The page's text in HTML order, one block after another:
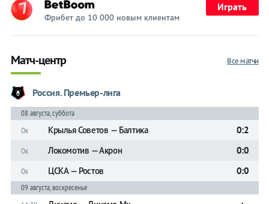
Фрибет до 10 000 новым клиентам
Играть
Все матчи
Матч-центр
Россия. Премьер-лига
08 августа, суббота
Ок
Крылья Советов — Балтика 0:2
Ок Локомотив — Акрон 0:0
Ок ЦСКА — Ростов 0:0
09 августа, воскресенье